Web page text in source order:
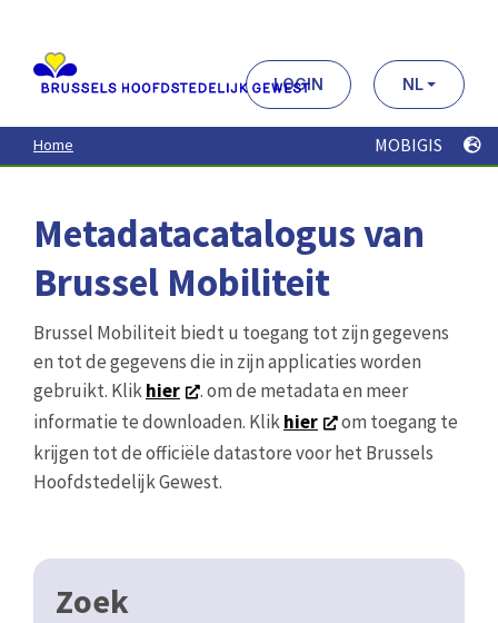
contenu
principal
LOGIN NL
Home MOBIGIS
Metadatacatalogus van
Brussel Mobiliteit
Brussel Mobiliteit biedt u toegang tot zijn gegevens
en tot de gegevens die in zijn applicaties worden
gebruikt. Klikhier
. om de metadata en meer
informatie te downloaden. Klikhier
om toegang te
krijgen tot de officiële datastore voor het Brussels
Hoofdstedelijk Gewest.
Zoek